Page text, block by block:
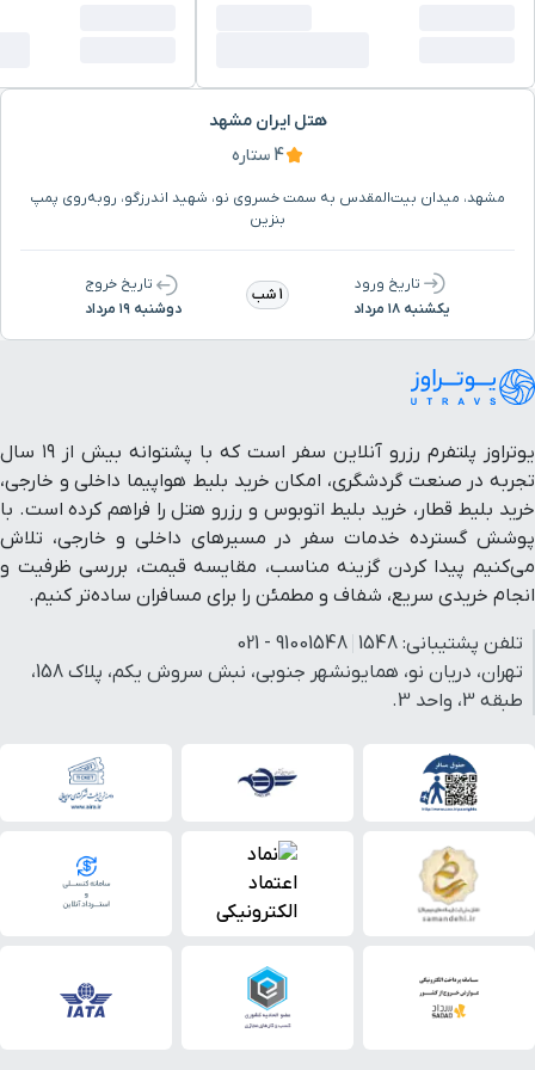
رستوران ارکیده سیاه ۱۰ دقیقه با خودرو (۵ کیلومتر و ۶۲۳ متر)
بوستان باباقدرت
ایستگاه قطار شهری طالقانی
پارک باباقدرت ۹ دقیقه با خودرو (۵ کیلومتر و ۷۱۱ متر)
بازار فردوسی ۹ دقیقه با خودرو (۵ کیلومتر و ۸۰۵ متر)
بلوار شهید منتظری ۹ دقیقه با خودرو (۵ کیلومتر و ۸۷۶ متر)
رستوران فیش اند چیپس
خلیج فارس
۱۱ دقیقه با خودرو (۶ کیلومتر و ۲۴ متر)
رستوران پسران کریم
بلوار ملک اباد
هتل ایران مشهد
4 ستاره
مشهد، میدان بیت‌المقدس به سمت خسروی نو، شهید اندرزگو، روبه‌روی پمپ
بنزین
تاریخ ورود
یکشنبه ۱۸ مرداد
1 شب
تاریخ خروج
دوشنبه ۱۹ مرداد
یوتراوز پلتفرم رزرو آنلاین سفر است که با پشتوانه بیش از ۱۹ سال
تجربه در صنعت گردشگری، امکان خرید بلیط هواپیما داخلی و خارجی،
خرید بلیط قطار، خرید بلیط اتوبوس و رزرو هتل را فراهم کرده است. با
پوشش گسترده خدمات سفر در مسیرهای داخلی و خارجی، تلاش
می‌کنیم پیدا کردن گزینه مناسب، مقایسه قیمت، بررسی ظرفیت و
انجام خریدی سریع، شفاف و مطمئن را برای مسافران ساده‌تر کنیم.
تلفن پشتیبانی: 1548
91001548 - 021
تهران، دریان نو، همایونشهر جنوبی، نبش سروش یکم، پلاک 158،
طبقه 3، واحد 3.